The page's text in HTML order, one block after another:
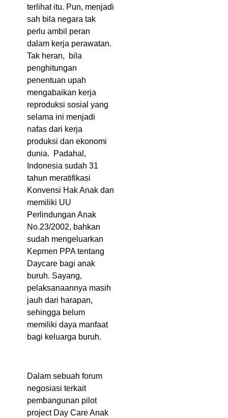
terlihat itu. Pun, menjadi
sah bila negara tak
perlu ambil peran
dalam kerja perawatan.
Tak heran, bila
penghitungan
penentuan upah
mengabaikan kerja
reproduksi sosial yang
selama ini menjadi
nafas dari kerja
produksi dan ekonomi
dunia. Padahal,
Indonesia sudah 31
tahun meratifikasi
Konvensi Hak Anak dan
memiliki UU
Perlindungan Anak
No.23/2002, bahkan
sudah mengeluarkan
Kepmen PPA tentang
Daycare bagi anak
buruh. Sayang,
pelaksanaannya masih
jauh dari harapan,
sehingga belum
memiliki daya manfaat
bagi keluarga buruh.
Dalam sebuah forum
negosiasi terkait
pembangunan pilot
project Day Care Anak